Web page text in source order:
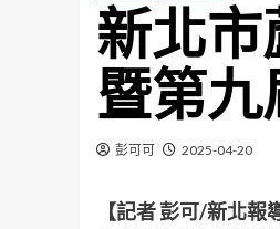
新北市
暨第九
彭可可 2025-04-20
【記者 彭可/新北報